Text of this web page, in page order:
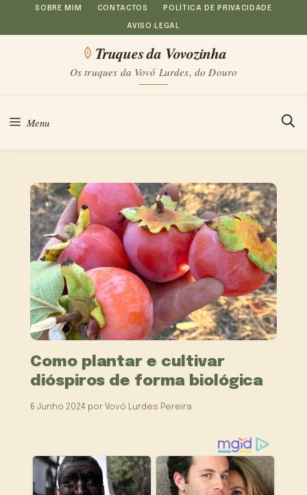
Saltar
para
conteúdo
SOBRE MIM CONTACTOS POLÍTICA DE PRIVACIDADE
AVISO LEGAL
Truques da Vovozinha
Os truques da Vovó Lurdes, do Douro
Menu
Como plantar e cultivar
dióspiros de forma biológica
6 Junho 2024 por Vovó Lurdes Pereira